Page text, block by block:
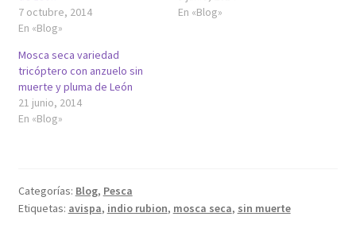
7 octubre, 2014
En «Blog»
En «Blog»
Mosca seca variedad
tricóptero con anzuelo sin
muerte y pluma de León
21 junio, 2014
En «Blog»
Categorías: Blog, Pesca
Etiquetas: avispa, indio rubion, mosca seca, sin muerte